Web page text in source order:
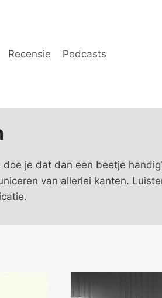
Recensie Podcasts
je dat dan een beetje
van allerlei kanten.